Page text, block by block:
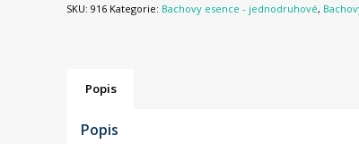
SKU: 916 Kategorie: Bachovy esence - jednodruhové,
Popis
Popis